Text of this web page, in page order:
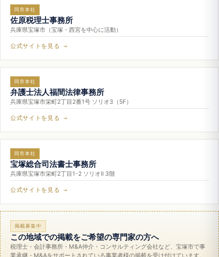
同市本社
佐原税理士事務所
兵庫県宝塚市（宝塚・西宮を中心に活動）
公式サイトを見る →
同市本社
弁護士法人福間法律事務所
兵庫県宝塚市栄町2丁目2番1号 ソリオ3（5F）
公式サイトを見る →
同市本社
宝塚総合司法書士事務所
兵庫県宝塚市栄町2丁目1-2 ソリオⅡ 3階
公式サイトを見る →
掲載募集中
この地域での掲載をご希望の専門家の方へ
税理士・会計事務所・M&A仲介・コンサルティング会社など、宝塚市で事
業承継・M&Aをサポートされている事業者様の掲載を受け付けています。